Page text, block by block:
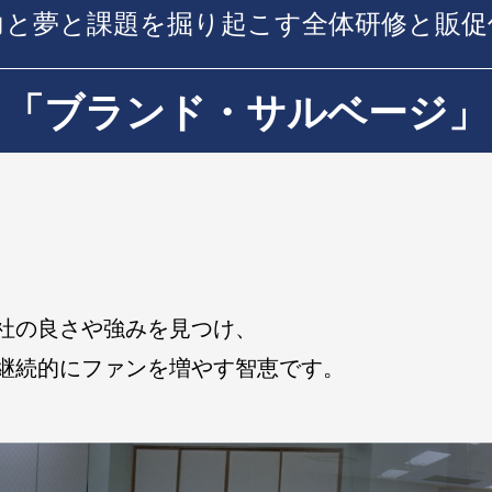
夢と課題を掘り起こす全体研修と販
「ブランド・サルベージ」
良さや強みを見つけ、
的にファンを増やす智恵です。